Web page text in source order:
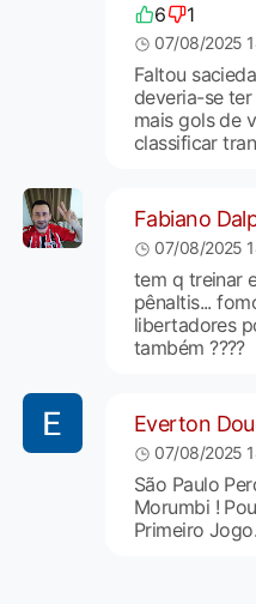
6 1
07/08/2025
Faltou
deveria-se
mais gols de
classificar
Fabiano
07/08/2025
tem q treinar
pênaltis...
libertadores
também ????
Everton
07/08/2025
São Paulo
Morumbi !
Primeiro